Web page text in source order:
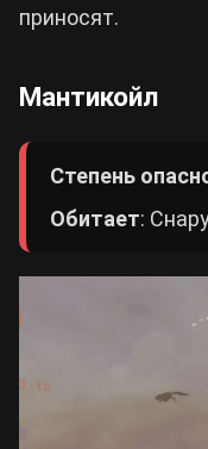
приносят.
Мантикойл
Степень
Обитает: